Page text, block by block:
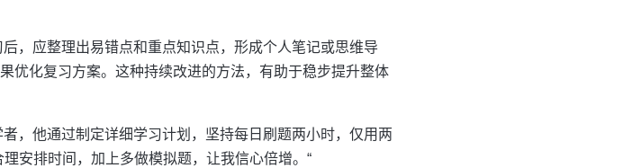
，应整理出易错点和重点知识点，形成个人笔记或思维导
优化复习方案。这种持续改进的方法，有助于稳步提升整体
，他通过制定详细学习计划，坚持每日刷题两小时，仅用两
安排时间，加上多做模拟题，让我信心倍增。“